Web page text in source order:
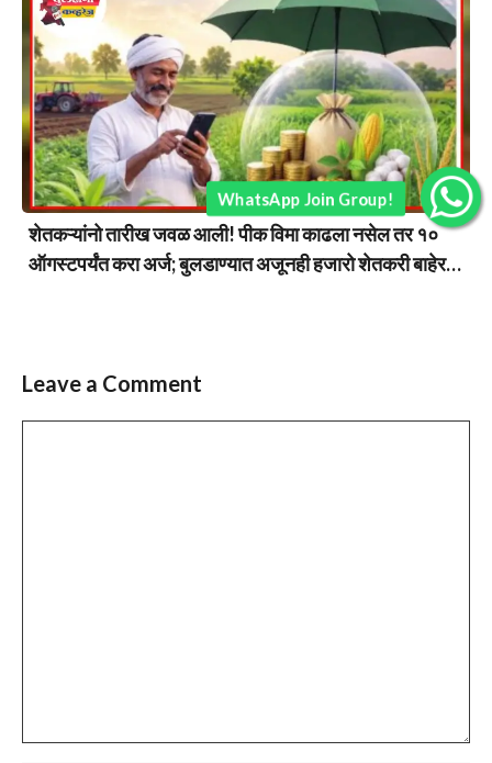
शेतकऱ्यांनो तारीख जवळ आली! पीक विमा काढला नसेल तर १०
ऑगस्टपर्यंत करा अर्ज; बुलडाण्यात अजूनही हजारो शेतकरी बाहेर…
Leave a Comment
WhatsApp Join Group!